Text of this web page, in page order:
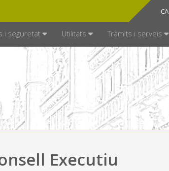
CA
ES
i seguretat Utilitats Tràmits i serveis
Executiu